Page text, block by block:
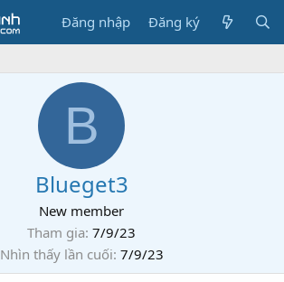
Đăng nhập Đăng ký
B
Blueget3
New member
Tham gia 7/9/23
Nhìn thấy lần cuối 7/9/23